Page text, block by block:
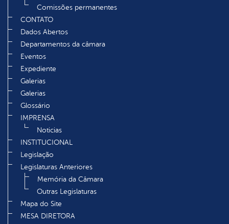
Comissões permanentes
CONTATO
Dados Abertos
Departamentos da câmara
Eventos
Expediente
Galerias
Galerias
Glossário
IMPRENSA
Noticias
INSTITUCIONAL
Legislação
Legislaturas Anteriores
Memória da Câmara
Outras Legislaturas
Mapa do Site
MESA DIRETORA